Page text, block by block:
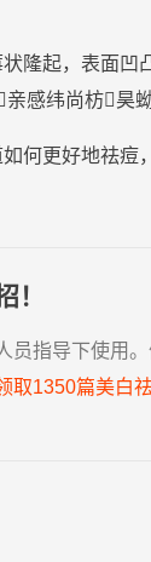
隆起，表面凹
感纬尚枋昊
何更好地祛
！
员指导下使用
取1350篇美白